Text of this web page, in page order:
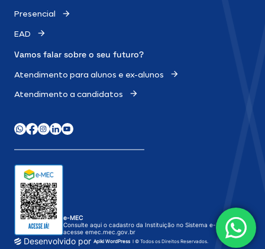
Presencial
EAD
Vamos falar sobre o seu futuro?
Atendimento para alunos e ex-alunos
Atendimento a candidatos
WhatsApp
Facebook
Instagram
LinkedInYoutube
e-MEC
Consulte aqui o cadastro da Instituição no Sistema e-MEC ou
acesse emec.mec.gov.br
Desenvolvido por Apiki WordPress I © Todos os Direitos Reservados.